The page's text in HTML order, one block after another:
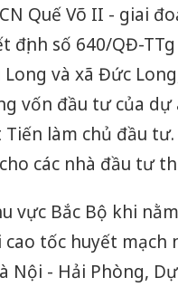
Quế Võ II - giai
định số 640/QĐ-
và xã Đức
vốn đầu tư của
làm chủ đầu
các nhà đầu tư
vực Bắc Bộ khi
tốc huyết mạch
Nội - Hải Phòng,